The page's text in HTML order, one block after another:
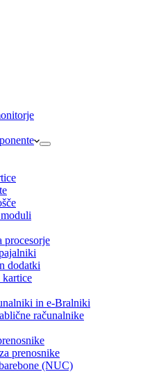
dodatki
kartice
in e-Bralniki
računalnike
prenosnike
(NUC)